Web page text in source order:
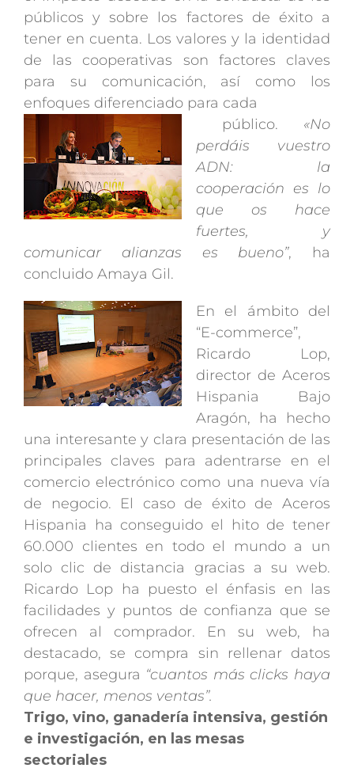
públicos y sobre los factores de éxito a
tener en cuenta. Los valores y la identidad
de las cooperativas son factores claves
para su comunicación, así como los
enfoques diferenciado para cada
público. «No
perdáis vuestro
ADN: la
cooperación es lo
que os hace
fuertes, y
comunicar alianzas es bueno”, ha
concluido Amaya Gil.
En el ámbito del
“E-commerce”,
Ricardo Lop,
director de Aceros
Hispania Bajo
Aragón, ha hecho
una interesante y clara presentación de las
principales claves para adentrarse en el
comercio electrónico como una nueva vía
de negocio. El caso de éxito de Aceros
Hispania ha conseguido el hito de tener
60.000 clientes en todo el mundo a un
solo clic de distancia gracias a su web.
Ricardo Lop ha puesto el énfasis en las
facilidades y puntos de confianza que se
ofrecen al comprador. En su web, ha
destacado, se compra sin rellenar datos
porque, asegura “cuantos más clicks haya
que hacer, menos ventas”.
Trigo, vino, ganadería intensiva, gestión
e investigación, en las mesas
sectoriales